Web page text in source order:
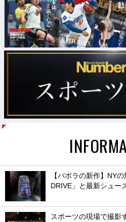
【バボラの新作】NY
DRIVE」と最新シュー
スポーツの現場で撮影